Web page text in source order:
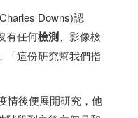
Downs)認
有任何檢測、影像檢
「這份研究幫我們指
情後便展開研究，他